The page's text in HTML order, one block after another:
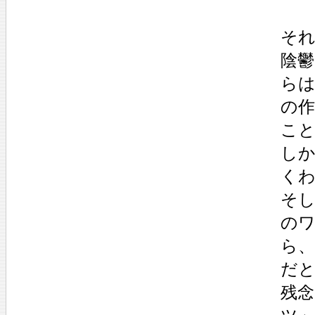
そ
陰
ら
の
こ
し
く
そ
の
ら
だ
残